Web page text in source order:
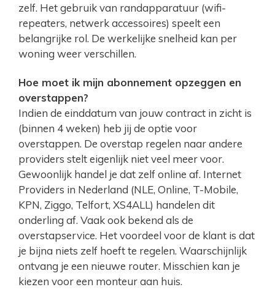
zelf. Het gebruik van randapparatuur (wifi-
repeaters, netwerk accessoires) speelt een
belangrijke rol. De werkelijke snelheid kan per
woning weer verschillen.
Hoe moet ik mijn abonnement opzeggen en
overstappen?
Indien de einddatum van jouw contract in zicht is
(binnen 4 weken) heb jij de optie voor
overstappen. De overstap regelen naar andere
providers stelt eigenlijk niet veel meer voor.
Gewoonlijk handel je dat zelf online af. Internet
Providers in Nederland (NLE, Online, T-Mobile,
KPN, Ziggo, Telfort, XS4ALL) handelen dit
onderling af. Vaak ook bekend als de
overstapservice. Het voordeel voor de klant is dat
je bijna niets zelf hoeft te regelen. Waarschijnlijk
ontvang je een nieuwe router. Misschien kan je
kiezen voor een monteur aan huis.